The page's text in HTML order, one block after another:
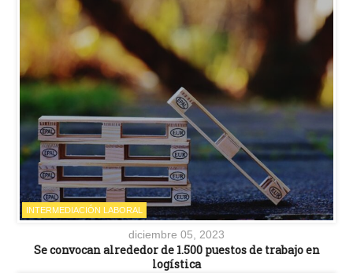
INTERMEDIACIÓN LABORAL
diciembre 05, 2023
Se convocan alrededor de 1.500 puestos de trabajo en
logística